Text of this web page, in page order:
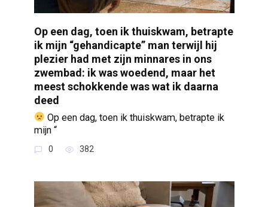
Op een dag, toen ik thuiskwam, betrapte
ik mijn “gehandicapte” man terwijl hij
plezier had met zijn minnares in ons
zwembad: ik was woedend, maar het
meest schokkende was wat ik daarna
deed
Op een dag, toen ik thuiskwam, betrapte ik
mijn “
0 382